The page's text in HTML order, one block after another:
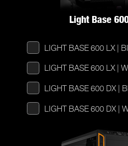
Light Base
LIGHT BASE 600 LX |
LIGHT BASE 600 LX |
LIGHT BASE 600 DX |
LIGHT BASE 600 DX |